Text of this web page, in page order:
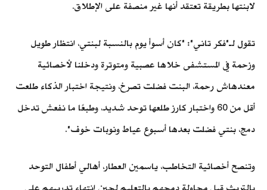
لابنتها بطريقة تعتقد أنها غير منصفة على الإطلاق.
تقول لـ"فكر تاني": "كان أسوأ يوم بالنسبة لبنتي، انتظار طويل
وزحمة في المستشفى خلاها عصبية ومتوترة ودخلنا لأخصائية
معندهاش رحمة، البنت فضلت تصرخ، ونتيجة اختبار الذكاء طلعت
أقل من 60 واختبار كارز طلعها توحد شديد، وطبعًا ما نفعش تدخل
دمج، بنتي فضلت بعدها أسبوع عياط ونوبات خوف".
وتنصح أخصائية التخاطب، ياسمين العطار، أهالي أطفال التوحد